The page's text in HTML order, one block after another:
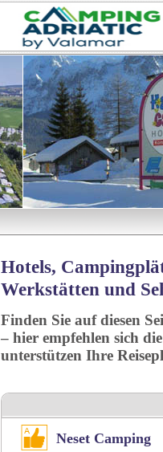
Hotels,
Werkstätten und
Finden Sie auf diesen
– hier empfehlen sich
unterstützen Ihre
Neset Camping